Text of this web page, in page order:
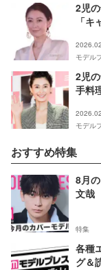
2児
「
モデル
2児
手料
モデル
おすすめ特集
8月
文哉
特集
各種
グ＆